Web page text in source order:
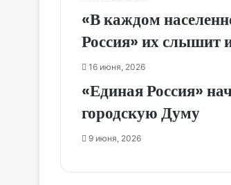
«В каждом
Россия» их слышит
16 июня, 2026
«Единая Россия»
городскую Думу
9 июня, 2026